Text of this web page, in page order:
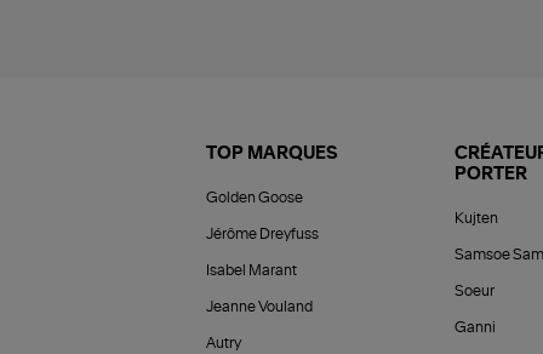
TOP MARQUES
Golden Goose
Jérôme Dreyfuss
Isabel Marant
Jeanne Vouland
Autry
PORTER
Kujten
Samsoe
Soeur
Ganni